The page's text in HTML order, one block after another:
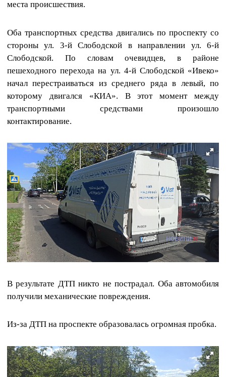
места происшествия.
Оба транспортных средства двигались по проспекту со
стороны ул. 3-й Слободской в направлении ул. 6-й
Слободской. По словам очевидцев, в районе
пешеходного перехода на ул. 4-й Слободской «Ивеко»
начал перестраиваться из среднего ряда в левый, по
которому двигался «КИА». В этот момент между
транспортными средствами произошло
контактирование.
В результате ДТП никто не пострадал. Оба автомобиля
получили механические повреждения.
Из-за ДТП на проспекте образовалась огромная пробка.